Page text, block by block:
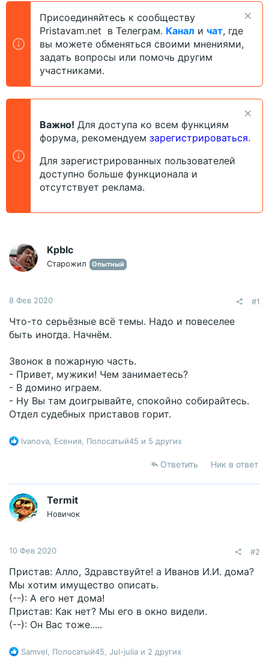
е
н
а
ч
а
а
Присоединяйтесь к сообществу
Pristavam.net в Телеграм. Канал и чат, где
вы можете обменяться своими мнениями,
задать вопросы или помочь другим
участниками.
Важно! Для доступа ко всем функциям
форума, рекомендуем зарегистрироваться.
Для зарегистрированных пользователей
доступно больше функционала и
отсутствует реклама.
Kpblc
Старожил Опытный
8 Фев 2020 #1
Что-то серьёзные всё темы. Надо и повеселее
быть иногда. Начнём.
Звонок в пожарную часть.
- Привет, мужики! Чем занимаетесь?
- В домино играем.
- Ну Вы там доигрывайте, спокойно собирайтесь.
Отдел судебных приставов горит.
Р
ц
и
и
:
Ivanova Есения Полосатый45 и 5 других
Ответить Ник в ответ
Termit
Новичок
10 Фев 2020 #2
Пристав: Алло, Здравствуйте! а Иванов И.И. дома?
Мы хотим имущество описать.
(--): А его нет дома!
Пристав: Как нет? Мы его в окно видели.
(--): Он Вас тоже.....
Р
Samvel Полосатый45 Jul-julia и 2 других